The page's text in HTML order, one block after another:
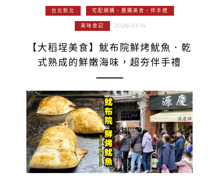
台北新北 宅配網購、團購美食、伴手禮
美味食記 2026-01-14
【大稻埕美食】魷布院鮮烤魷魚．乾
式熟成的鮮嫩海味，超夯伴手禮